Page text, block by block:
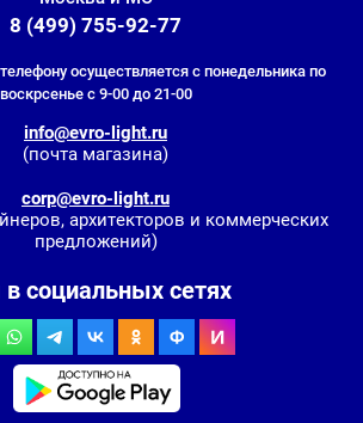
8 (499) 755-92-77
осуществляется с понедельника по
воскрсенье с 9-00 до 21-00
info@evro-light.ru
(почта магазина)
corp@evro-light.ru
архитекторов и коммерческих
предложений)
социальных сетях